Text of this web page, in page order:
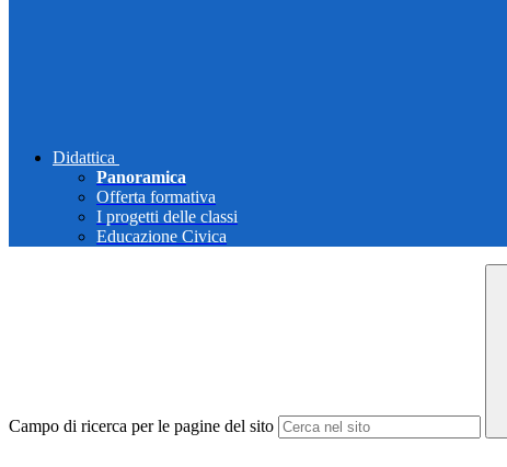
Didattica
Panoramica
Offerta formativa
I progetti delle classi
Educazione Civica
Campo di ricerca per le pagine del sito